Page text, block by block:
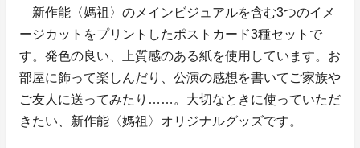
新作能〈媽祖〉のメインビジュアルを含む3つのイメ
ージカットをプリントしたポストカード3種セットで
す。発色の良い、上質感のある紙を使用しています。お
部屋に飾って楽しんだり、公演の感想を書いてご家族や
ご友人に送ってみたり……。大切なときに使っていただ
きたい、新作能〈媽祖〉オリジナルグッズです。